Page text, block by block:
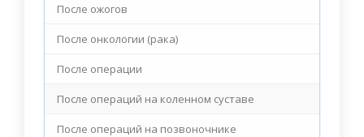
После ожогов
После онкологии (рака)
После операции
После операций на коленном суставе
После операций на позвоночнике